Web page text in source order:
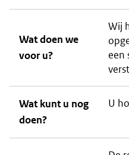
Wat doen we
voor u?
Wij
een
Wat kunt u nog
doen?
U